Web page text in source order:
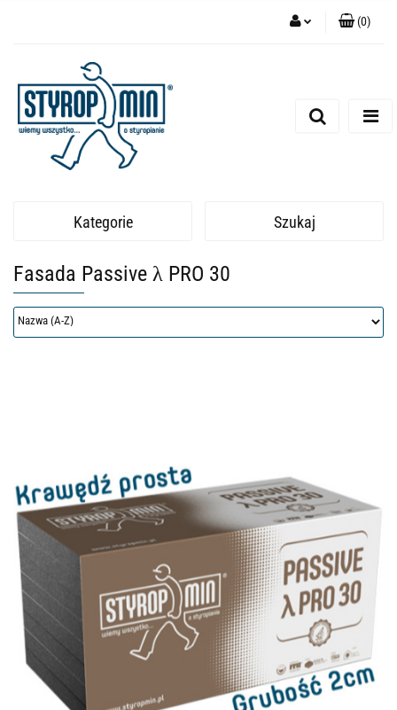
Dodaj zgłoszenie
(0)
Kategorie Szukaj
Fasada Passive λ PRO 30